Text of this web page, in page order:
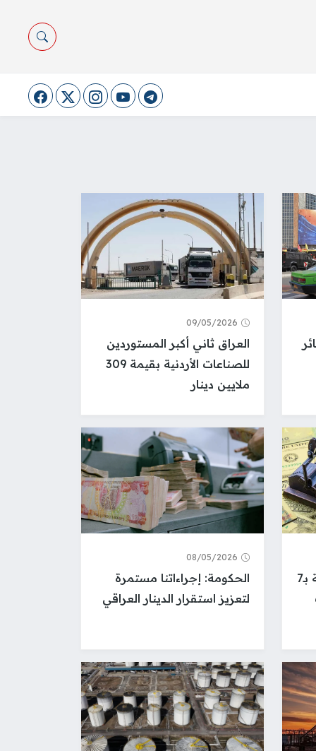
09/05/2026
العراق ثاني أكبر المستوردين
للصناعات الأردنية بقيمة 309
ملايين دينار
تحقيقات في رهانات نفطية بـ7
08/05/2026
الحكومة: إجراءاتنا مستمرة
لتعزيز استقرار الدينار العراقي